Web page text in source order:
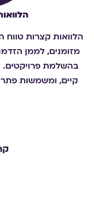
הלוואות קצרות טווח
מזומנים, לממן
בהשלמת פרויקטים.
קיים, ומשמשות